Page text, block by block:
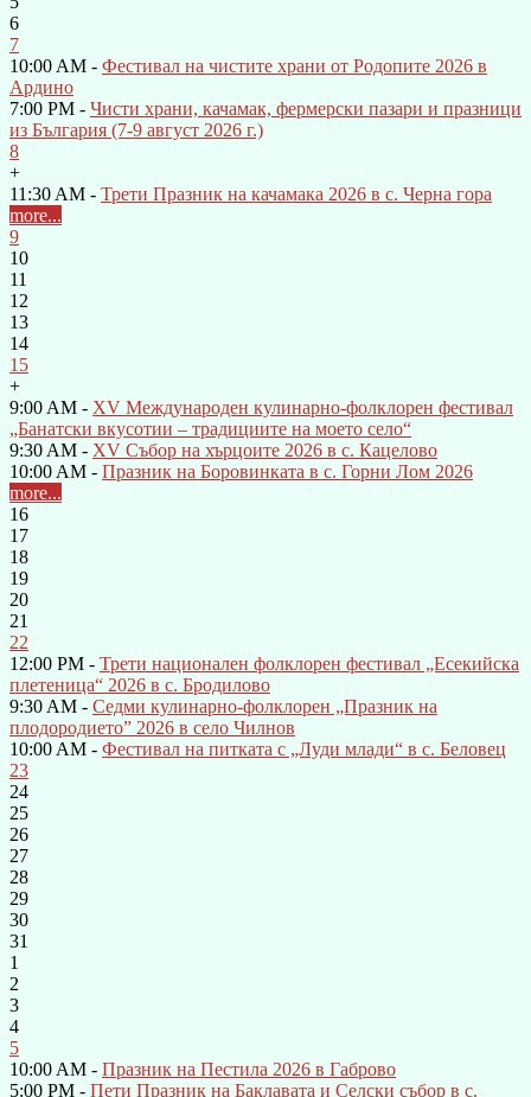
6
7
10:00 AM - Фестивал на чистите храни от Родопите 2026 в
Ардино
7:00 PM - Чисти храни, качамак, фермерски пазари и празници
из България (7-9 август 2026 г.)
8
+
11:30 AM - Трети Празник на качамака 2026 в с. Черна гора
more...
9
10
11
12
13
14
15
+
9:00 AM - XV Международен кулинарно-фолклорен фестивал
„Банатски вкусотии – традициите на моето село“
9:30 AM - XV Събор на хърцоите 2026 в с. Кацелово
10:00 AM - Празник на Боровинката в с. Горни Лом 2026
more...
16
17
18
19
20
21
22
12:00 PM - Трети национален фолклорен фестивал „Есекийска
плетеница“ 2026 в с. Бродилово
9:30 AM - Седми кулинарно-фолклорен „Празник на
плодородието” 2026 в село Чилнов
10:00 AM - Фестивал на питката с „Луди млади“ в с. Беловец
23
24
25
26
27
28
29
30
31
1
2
3
4
5
10:00 AM - Празник на Пестила 2026 в Габрово
5:00 PM - Пети Празник на Баклавата и Селски събор в с.